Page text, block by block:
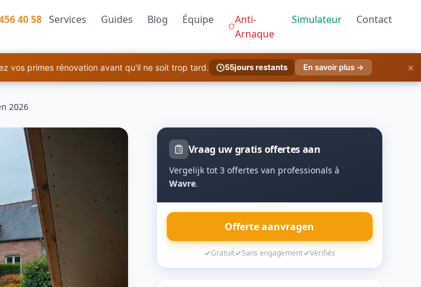
40 58 Services Guides Blog Équipe
Anti-
Arnaque
Simulateur Contact
vos primes rénovation avant qu'il ne soit trop tard. 55jours restants En savoir plus → ×
2026
Vraag uw gratis offertes aan
Vergelijk tot 3 offertes van professionals à
Wavre.
Offerte aanvragen
Gratuit Sans engagement Vérifiés